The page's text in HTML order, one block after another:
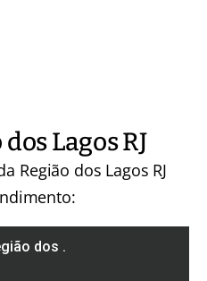
Lagos RJ
Região dos Lagos RJ